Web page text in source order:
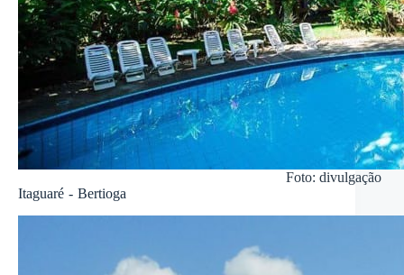
Foto: divulgação
Itaguaré - Bertioga